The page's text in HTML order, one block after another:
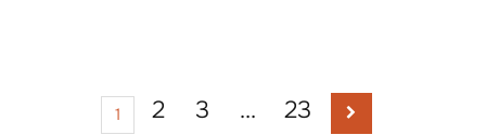
1 2 3 … 23